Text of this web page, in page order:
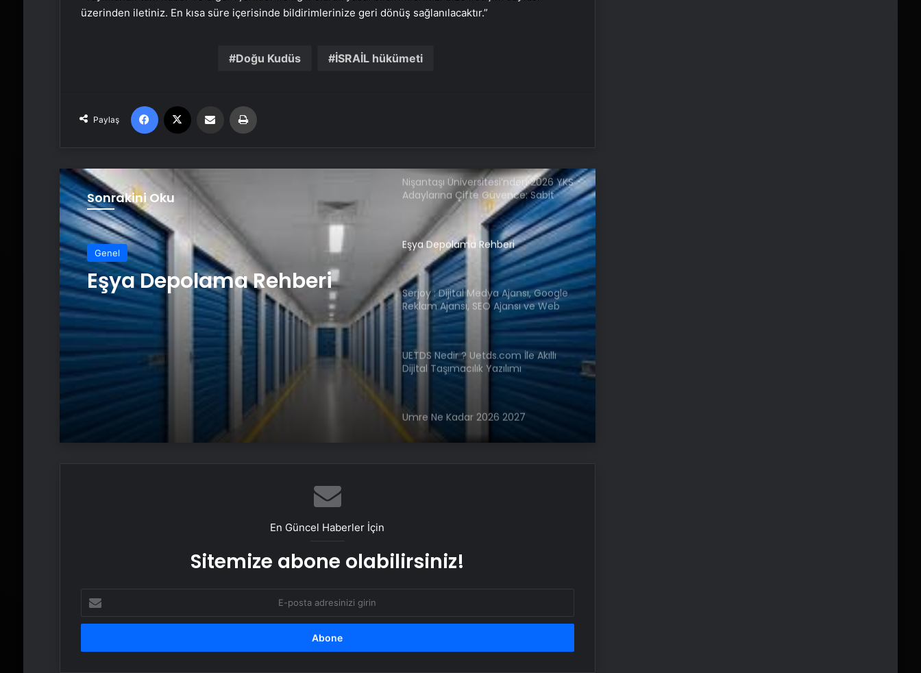
üzerinden iletiniz. En kısa süre içerisinde bildirimlerinize geri dönüş sağlanılacaktır.”
Doğu Kudüs İSRAİL hükümeti
Paylaş
Facebook Email'den paylaş
Sonrakini Oku
Genel
Eşya Depolama Rehberi
Temiz ve Sağlıklı Ortamlar
Samsun’da Güvenilir Diş Merkezi:
Nişantaşı Üniversitesi’nden 2026 YKS
Adaylarına Çifte Güvence: Sabit
Ücret ve Kesintisiz Burs
Eşya Depolama Rehberi
Serjoy : Dijital Medya Ajansı, Google
Reklam Ajansı, SEO Ajansı ve Web
Tasarım Ajansı
UETDS Nedir ? Uetds.com İle Akıllı
Dijital Taşımacılık Yazılımı
Umre Ne Kadar 2026 2027
Kaliteli ve Profesyonel Hizmetler
En Güncel Haberler İçin
Sitemize abone olabilirsiniz!
posta
adresinizi